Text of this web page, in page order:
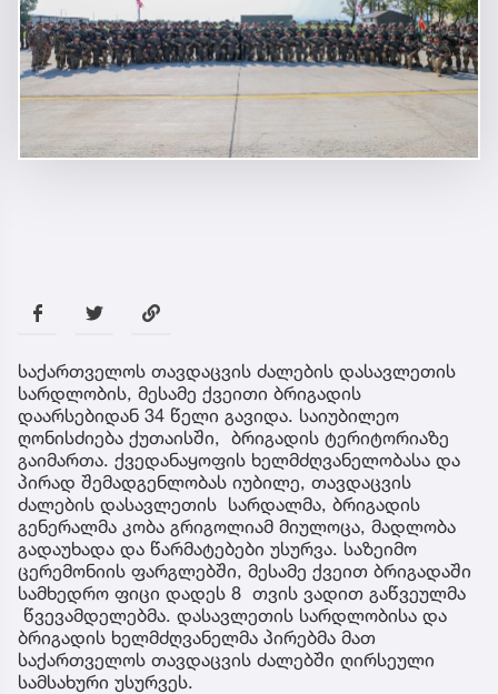
საქართველოს თავდაცვის ძალების დასავლეთის
სარდლობის, მესამე ქვეითი ბრიგადის
დაარსებიდან 34 წელი გავიდა. საიუბილეო
ღონისძიება ქუთაისში, ბრიგადის ტერიტორიაზე
გაიმართა. ქვედანაყოფის ხელმძღვანელობასა და
პირად შემადგენლობას იუბილე, თავდაცვის
ძალების დასავლეთის სარდალმა, ბრიგადის
გენერალმა კობა გრიგოლიამ მიულოცა, მადლობა
გადაუხადა და წარმატებები უსურვა. საზეიმო
ცერემონიის ფარგლებში, მესამე ქვეით ბრიგადაში
სამხედრო ფიცი დადეს 8 თვის ვადით გაწვეულმა
წვევამდელებმა. დასავლეთის სარდლობისა და
ბრიგადის ხელმძღვანელმა პირებმა მათ
საქართველოს თავდაცვის ძალებში ღირსეული
სამსახური უსურვეს.